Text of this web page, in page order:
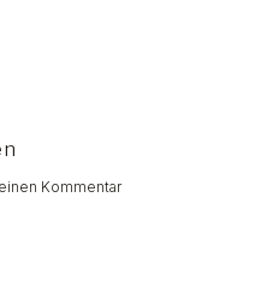
Kommentar